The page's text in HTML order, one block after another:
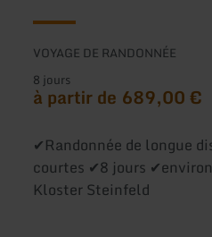
VOYAGE DE RANDONNÉE
8 jours
à partir de 689,00 €
✔Randonnée de longue
courtes ✔8 jours
Kloster Steinfeld